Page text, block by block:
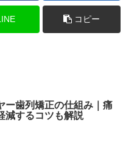
コピー
ー歯列矯正の仕組み｜痛
減するコツも解説